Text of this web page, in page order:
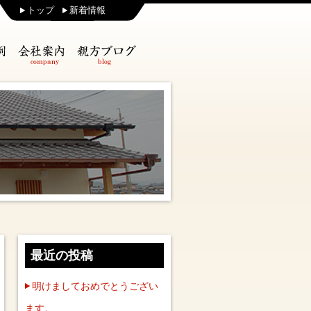
トップ 新着情報
最近の投稿
明けましておめでとうござい
ます。